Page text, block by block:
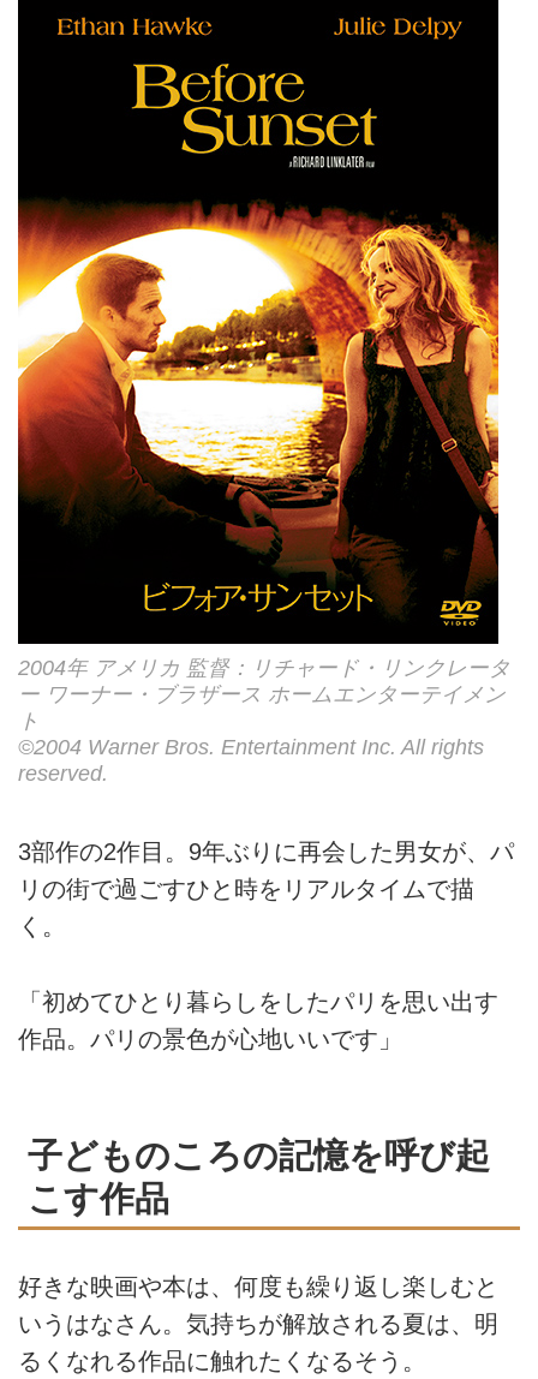
2004年 アメリカ 監督：リチャード・リンクレータ
ー ワーナー・ブラザース ホームエンターテイメン
ト
©2004 Warner Bros. Entertainment Inc. All rights
reserved.
3部作の2作目。9年ぶりに再会した男女が、パ
リの街で過ごすひと時をリアルタイムで描
く。
「初めてひとり暮らしをしたパリを思い出す
作品。パリの景色が心地いいです」
子どものころの記憶を呼び起
こす作品
好きな映画や本は、何度も繰り返し楽しむと
いうはなさん。気持ちが解放される夏は、明
るくなれる作品に触れたくなるそう。